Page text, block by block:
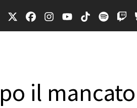
il mancato